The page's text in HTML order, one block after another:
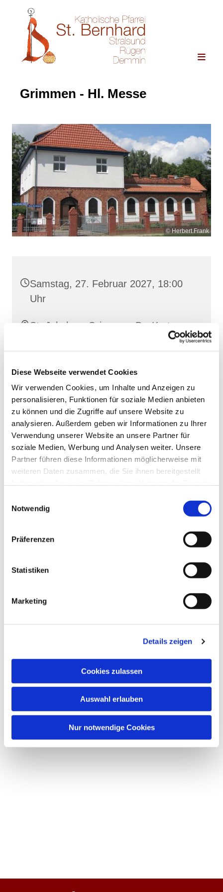
Diese Webseite verwendet Cookies
Wir verwenden Cookies, um Inhalte und Anzeigen zu
personalisieren, Funktionen für soziale Medien anbieten
zu können und die Zugriffe auf unsere Website zu
analysieren. Außerdem geben wir Informationen zu Ihrer
Verwendung unserer Website an unsere Partner für
soziale Medien, Werbung und Analysen weiter. Unsere
Partner führen diese Informationen möglicherweise mit
weiteren Daten zusammen, die Sie ihnen bereitgestellt
Notwendig
Präferenzen
Statistiken
Marketing
Details zeigen
Cookies zulassen
Auswahl erlauben
Nur notwendige Cookies
Grimmen - Hl. Messe
© Herbert Frank
Samstag, 27. Februar 2027, 18:00
Uhr
St. Jakobus, Grimmen, Dr.-Kurt-
Fischer-Straße 1, 18507 Grimmen